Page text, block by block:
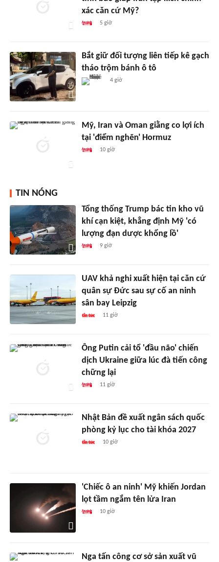
xác căn cứ Mỹ?
5 giờ
Bắt giữ đối tượng liên tiếp kê gạch
tháo trộm bánh ô tô
4 giờ
Mỹ, Iran và Oman giằng co lợi ích
tại 'điểm nghẽn' Hormuz
10 giờ
TIN NÓNG
Tổng thống Trump bác tin kho vũ
khí cạn kiệt, khẳng định Mỹ 'có
lượng đạn dược khổng lồ'
9 giờ
UAV khả nghi xuất hiện tại căn cứ
quân sự Đức sau sự cố an ninh
sân bay Leipzig
11 giờ
Ông Putin cải tổ 'đầu não' chiến
dịch Ukraine giữa lúc đà tiến công
chững lại
11 giờ
Nhật Bản đề xuất ngân sách quốc
phòng kỷ lục cho tài khóa 2027
10 giờ
'Chiếc ô an ninh' Mỹ khiến Jordan
lọt tầm ngắm tên lửa Iran
10 giờ
Nga tấn công cơ sở sản xuất vũ